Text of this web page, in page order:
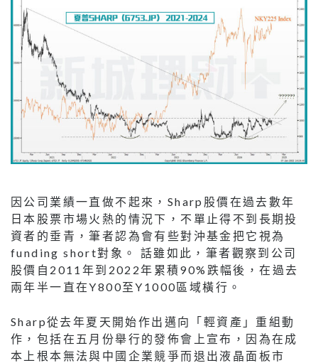
因公司業績一直做不起來，Sharp股價在過去數年
日本股票市場火熱的情況下，不單止得不到長期投
資者的垂青，筆者認為會有些對沖基金把它視為
funding short對象。 話雖如此，筆者觀察到公司
股價自2011年到2022年累積90%跌幅後，在過去
兩年半一直在Y800至Y1000區域橫行。
Sharp從去年夏天開始作出邁向「輕資產」重組動
作，包括在五月份舉行的發佈會上宣布，因為在成
本上根本無法與中國企業競爭而退出液晶面板市